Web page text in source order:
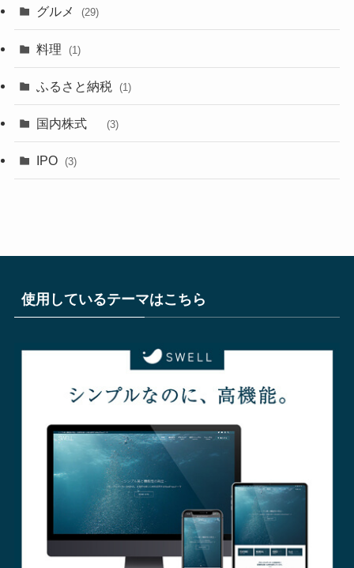
グルメ (29)
料理 (1)
ふるさと納税 (1)
国内株式 (3)
IPO (3)
使用しているテーマはこちら